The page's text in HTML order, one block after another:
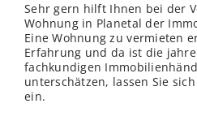
Sehr gern hilft Ihnen bei der
Wohnung in Planetal der
Eine Wohnung zu vermieten
Erfahrung und da ist die
fachkundigen
unterschätzen, lassen Sie
ein.